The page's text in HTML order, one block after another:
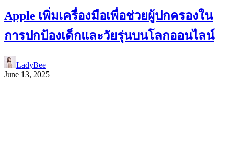
Apple เพิ่มเครื่องมือเพื่อช่วยผู้ปกครองใน
การปกป้องเด็กและวัยรุ่นบนโลกออนไลน์
LadyBee
June 13, 2025